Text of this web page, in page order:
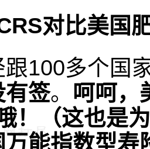
对比美国
跟100多个国
有签。 呵呵，
！
（这也是
万能指数型寿